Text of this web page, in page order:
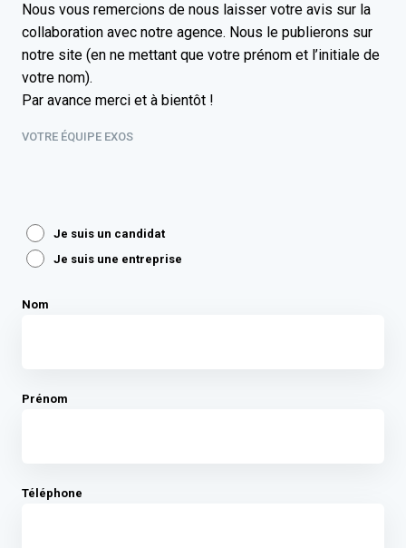
Nous vous remercions de nous laisser votre avis sur la
collaboration avec notre agence. Nous le publierons sur
notre site (en ne mettant que votre prénom et l’initiale de
votre nom).
Par avance merci et à bientôt !
VOTRE ÉQUIPE EXOS
Je suis un candidat
Je suis une entreprise
Nom
Prénom
Téléphone